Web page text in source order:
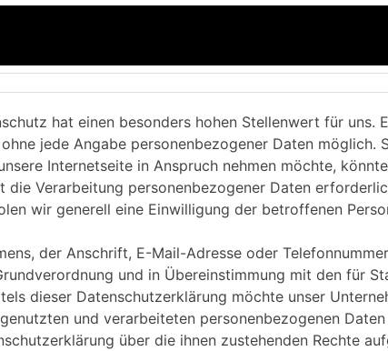
hat einen besonders hohen Stellenwert für uns.
jede Angabe personenbezogener Daten möglich.
Internetseite in Anspruch nehmen möchte,
Verarbeitung personenbezogener Daten
wir generell eine Einwilligung der betroffenen
der Anschrift, E-Mail-Adresse oder
und in Übereinstimmung mit den für
dieser Datenschutzerklärung möchte unser
und verarbeiteten personenbezogenen Daten
über die ihnen zustehenden Rechte